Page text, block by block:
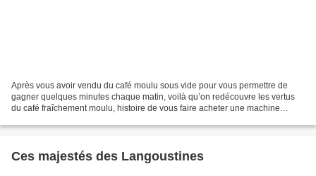
Après vous avoir vendu du café moulu sous vide pour vous permettre de
gagner quelques minutes chaque matin, voilà qu’on redécouvre les vertus
du café fraîchement moulu, histoire de vous faire acheter une machine
Ces majestés des Langoustines